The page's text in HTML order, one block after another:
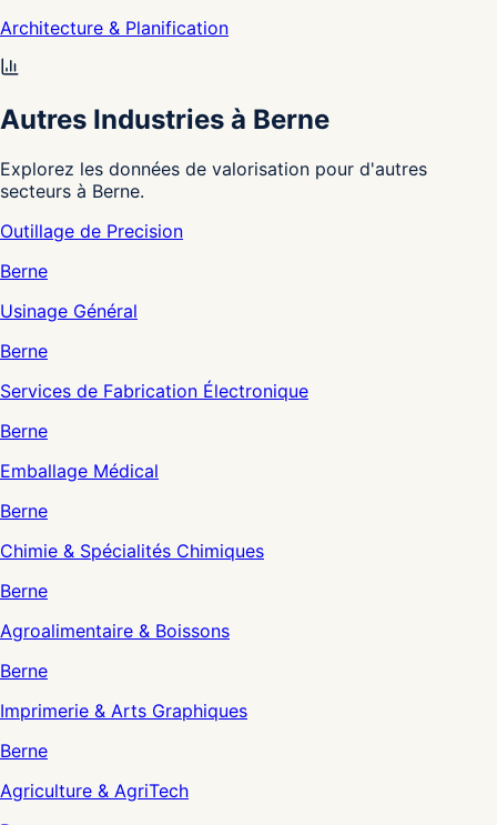
Architecture & Planification
Autres Industries à Berne
Explorez les données de valorisation pour d'autres
secteurs à Berne.
Outillage de Precision
Berne
Usinage Général
Berne
Services de Fabrication Électronique
Berne
Emballage Médical
Berne
Chimie & Spécialités Chimiques
Berne
Agroalimentaire & Boissons
Berne
Imprimerie & Arts Graphiques
Berne
Agriculture & AgriTech